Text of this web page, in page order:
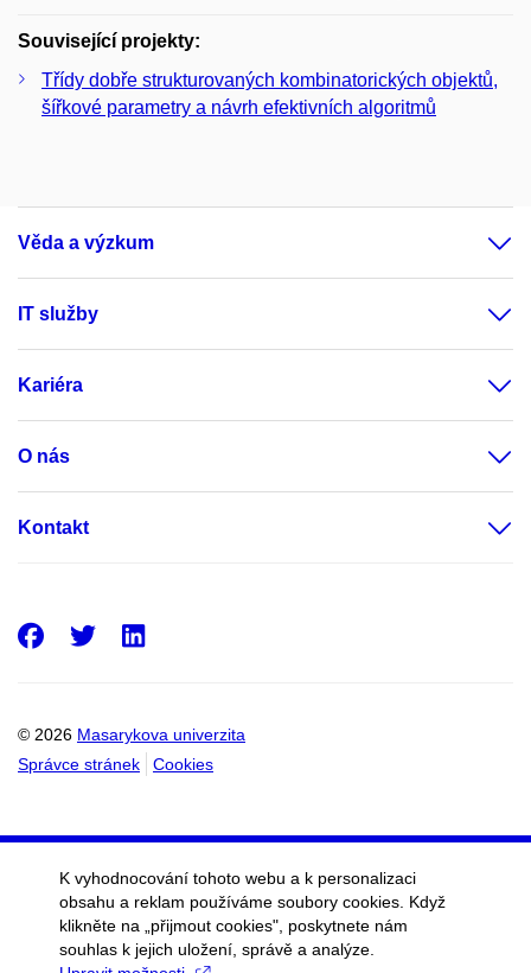
Související projekty:
Třídy dobře strukturovaných kombinatorických objektů,
šířkové parametry a návrh efektivních algoritmů
Věda a výzkum
IT služby
Kariéra
O nás
Kontakt
© 2026 Masarykova univerzita
Správce stránek
Cookies
Facebook
Twitter
K vyhodnocování tohoto webu a k personalizaci
obsahu a reklam používáme soubory cookies. Když
klikněte na „přijmout cookies", poskytnete nám
souhlas k jejich uložení, správě a analýze.